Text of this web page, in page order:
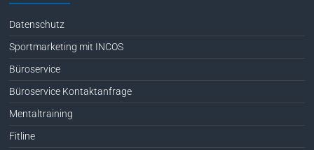
Datenschutz
Sportmarketing mit INCOS
Büroservice
Büroservice Kontaktanfrage
Mentaltraining
Fitline